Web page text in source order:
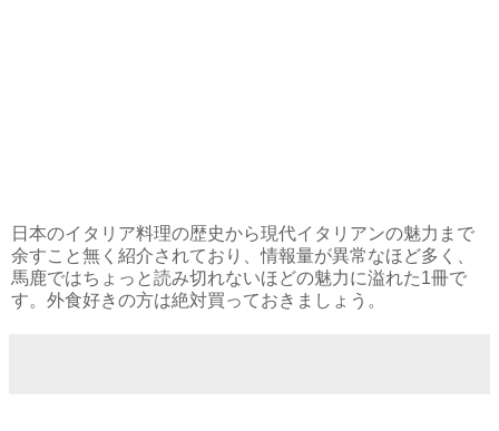
日本のイタリア料理の歴史から現代イタリアンの魅力まで
余すこと無く紹介されており、情報量が異常なほど多く、
馬鹿ではちょっと読み切れないほどの魅力に溢れた1冊で
す。外食好きの方は絶対買っておきましょう。